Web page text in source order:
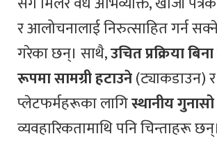
र आलोचनालाई निरुत्साहित गर्न
गरेका छन्। साथै,उचित प्रक्रिया
रूपमा सामग्री हटाउने(ट्याकडाउन) र
प्लेटफर्महरूका लागिस्थानीय
व्यवहारिकतामाथि पनि चिन्ताहरू छन्।